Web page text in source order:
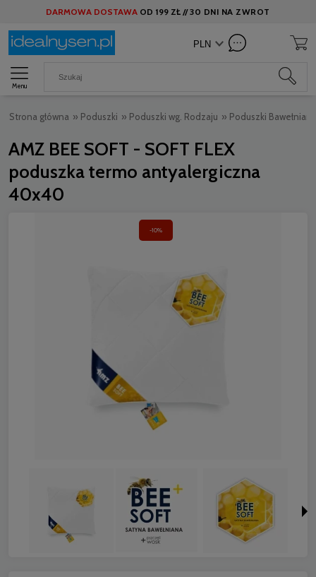
DARMOWA DOSTAWA OD 199 ZŁ //30 DNI NA ZWROT
Menu
Strona główna » Poduszki » Poduszki wg. Rodzaju » Poduszki
AMZ BEE SOFT - SOFT FLEX
poduszka termo antyalergiczna
40x40
-10%